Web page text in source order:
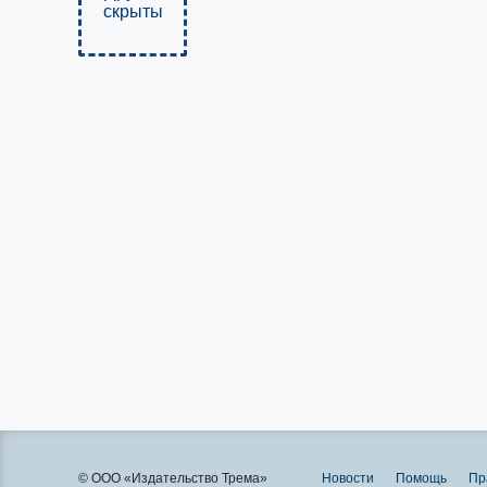
скрыты
© ООО «Издательство Трема» Новости Помощь